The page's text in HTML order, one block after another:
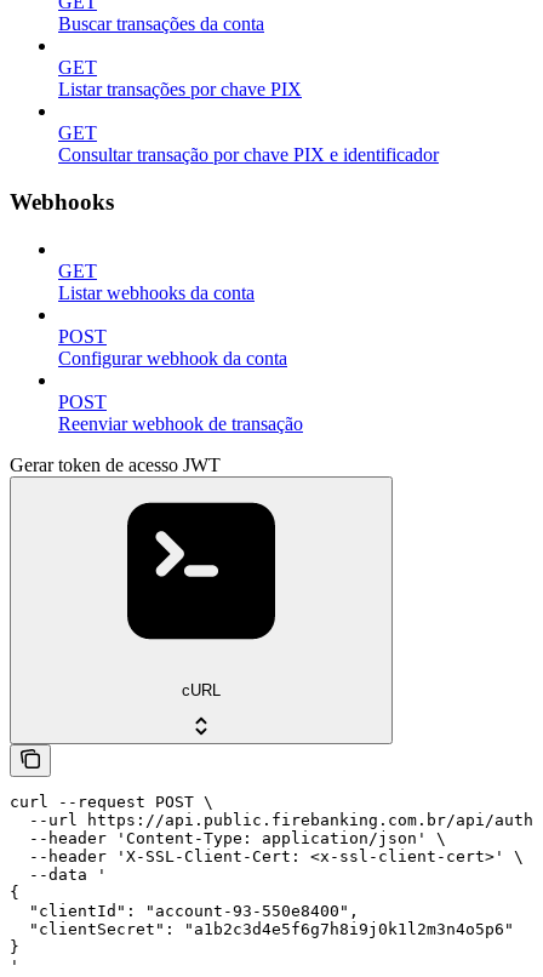
Buscar transações da conta
GET
Listar transações por chave PIX
GET
Consultar transação por chave PIX e identificador
Webhooks
GET
Listar webhooks da conta
POST
Configurar webhook da conta
POST
Reenviar webhook de transação
Gerar token de acesso JWT
cURL
curl --request POST \
--url https://api.public.firebanking.com.br/api/
  --header 'Content-Type: application/json' \
  --header 'X-SSL-Client-Cert: <x-ssl-client-cert>' \
  --data '
{
  "clientId": "account-93-550e8400",
  "clientSecret": "a1b2c3d4e5f6g7h8i9j0k1l2m3n4o5p6"
}
'